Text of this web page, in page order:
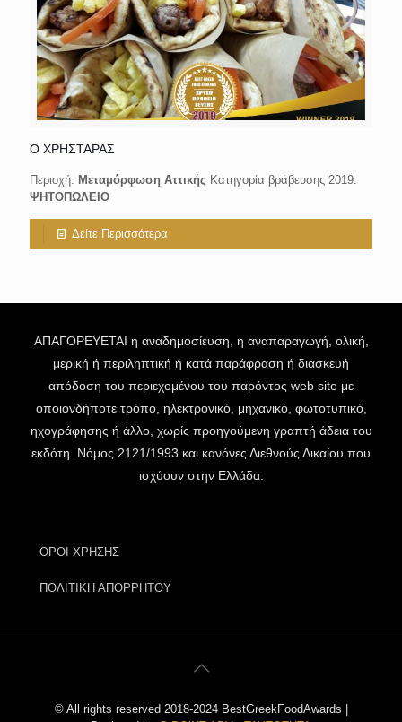
Ο ΧΡΗΣΤΑΡΑΣ
Περιοχή: Μεταμόρφωση Αττικής Κατηγορία βράβευσης 2019:
ΨΗΤΟΠΩΛΕΙΟ
Δείτε Περισσότερα
ΑΠΑΓΟΡΕΥΕΤΑΙ η αναδημοσίευση, η αναπαραγωγή, ολική,
μερική ή περιληπτική ή κατά παράφραση ή διασκευή
απόδοση του περιεχομένου του παρόντος web site με
οποιονδήποτε τρόπο, ηλεκτρονικό, μηχανικό, φωτοτυπικό,
ηχογράφησης ή άλλο, χωρίς προηγούμενη γραπτή άδεια του
εκδότη. Νόμος 2121/1993 και κανόνες Διεθνούς Δικαίου που
ισχύουν στην Ελλάδα.
ΟΡΟΙ ΧΡΗΣΗΣ
ΠΟΛΙΤΙΚΗ ΑΠΟΡΡΗΤΟΥ
© All rights reserved 2018-2024 BestGreekFoodAwards |